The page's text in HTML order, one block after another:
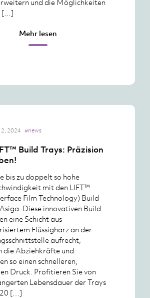
und die Möglichkeiten
[…]
Mehr lesen
2024 #news
Build Trays: Präzision
bis zu doppelt so hohe
mit den LIFT™
Film Technology) Build
Diese innovativen Build
eine Schicht aus
Flüssigharz an der
aufrecht,
die Abziehkräfte und
so einen schnelleren,
Druck. Profitieren Sie von
Lebensdauer der Trays
20 […]